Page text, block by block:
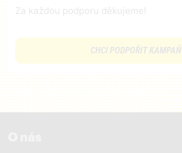
Za každou podporu děkujeme!
CHCI PODPOŘIT KAMPAŇ